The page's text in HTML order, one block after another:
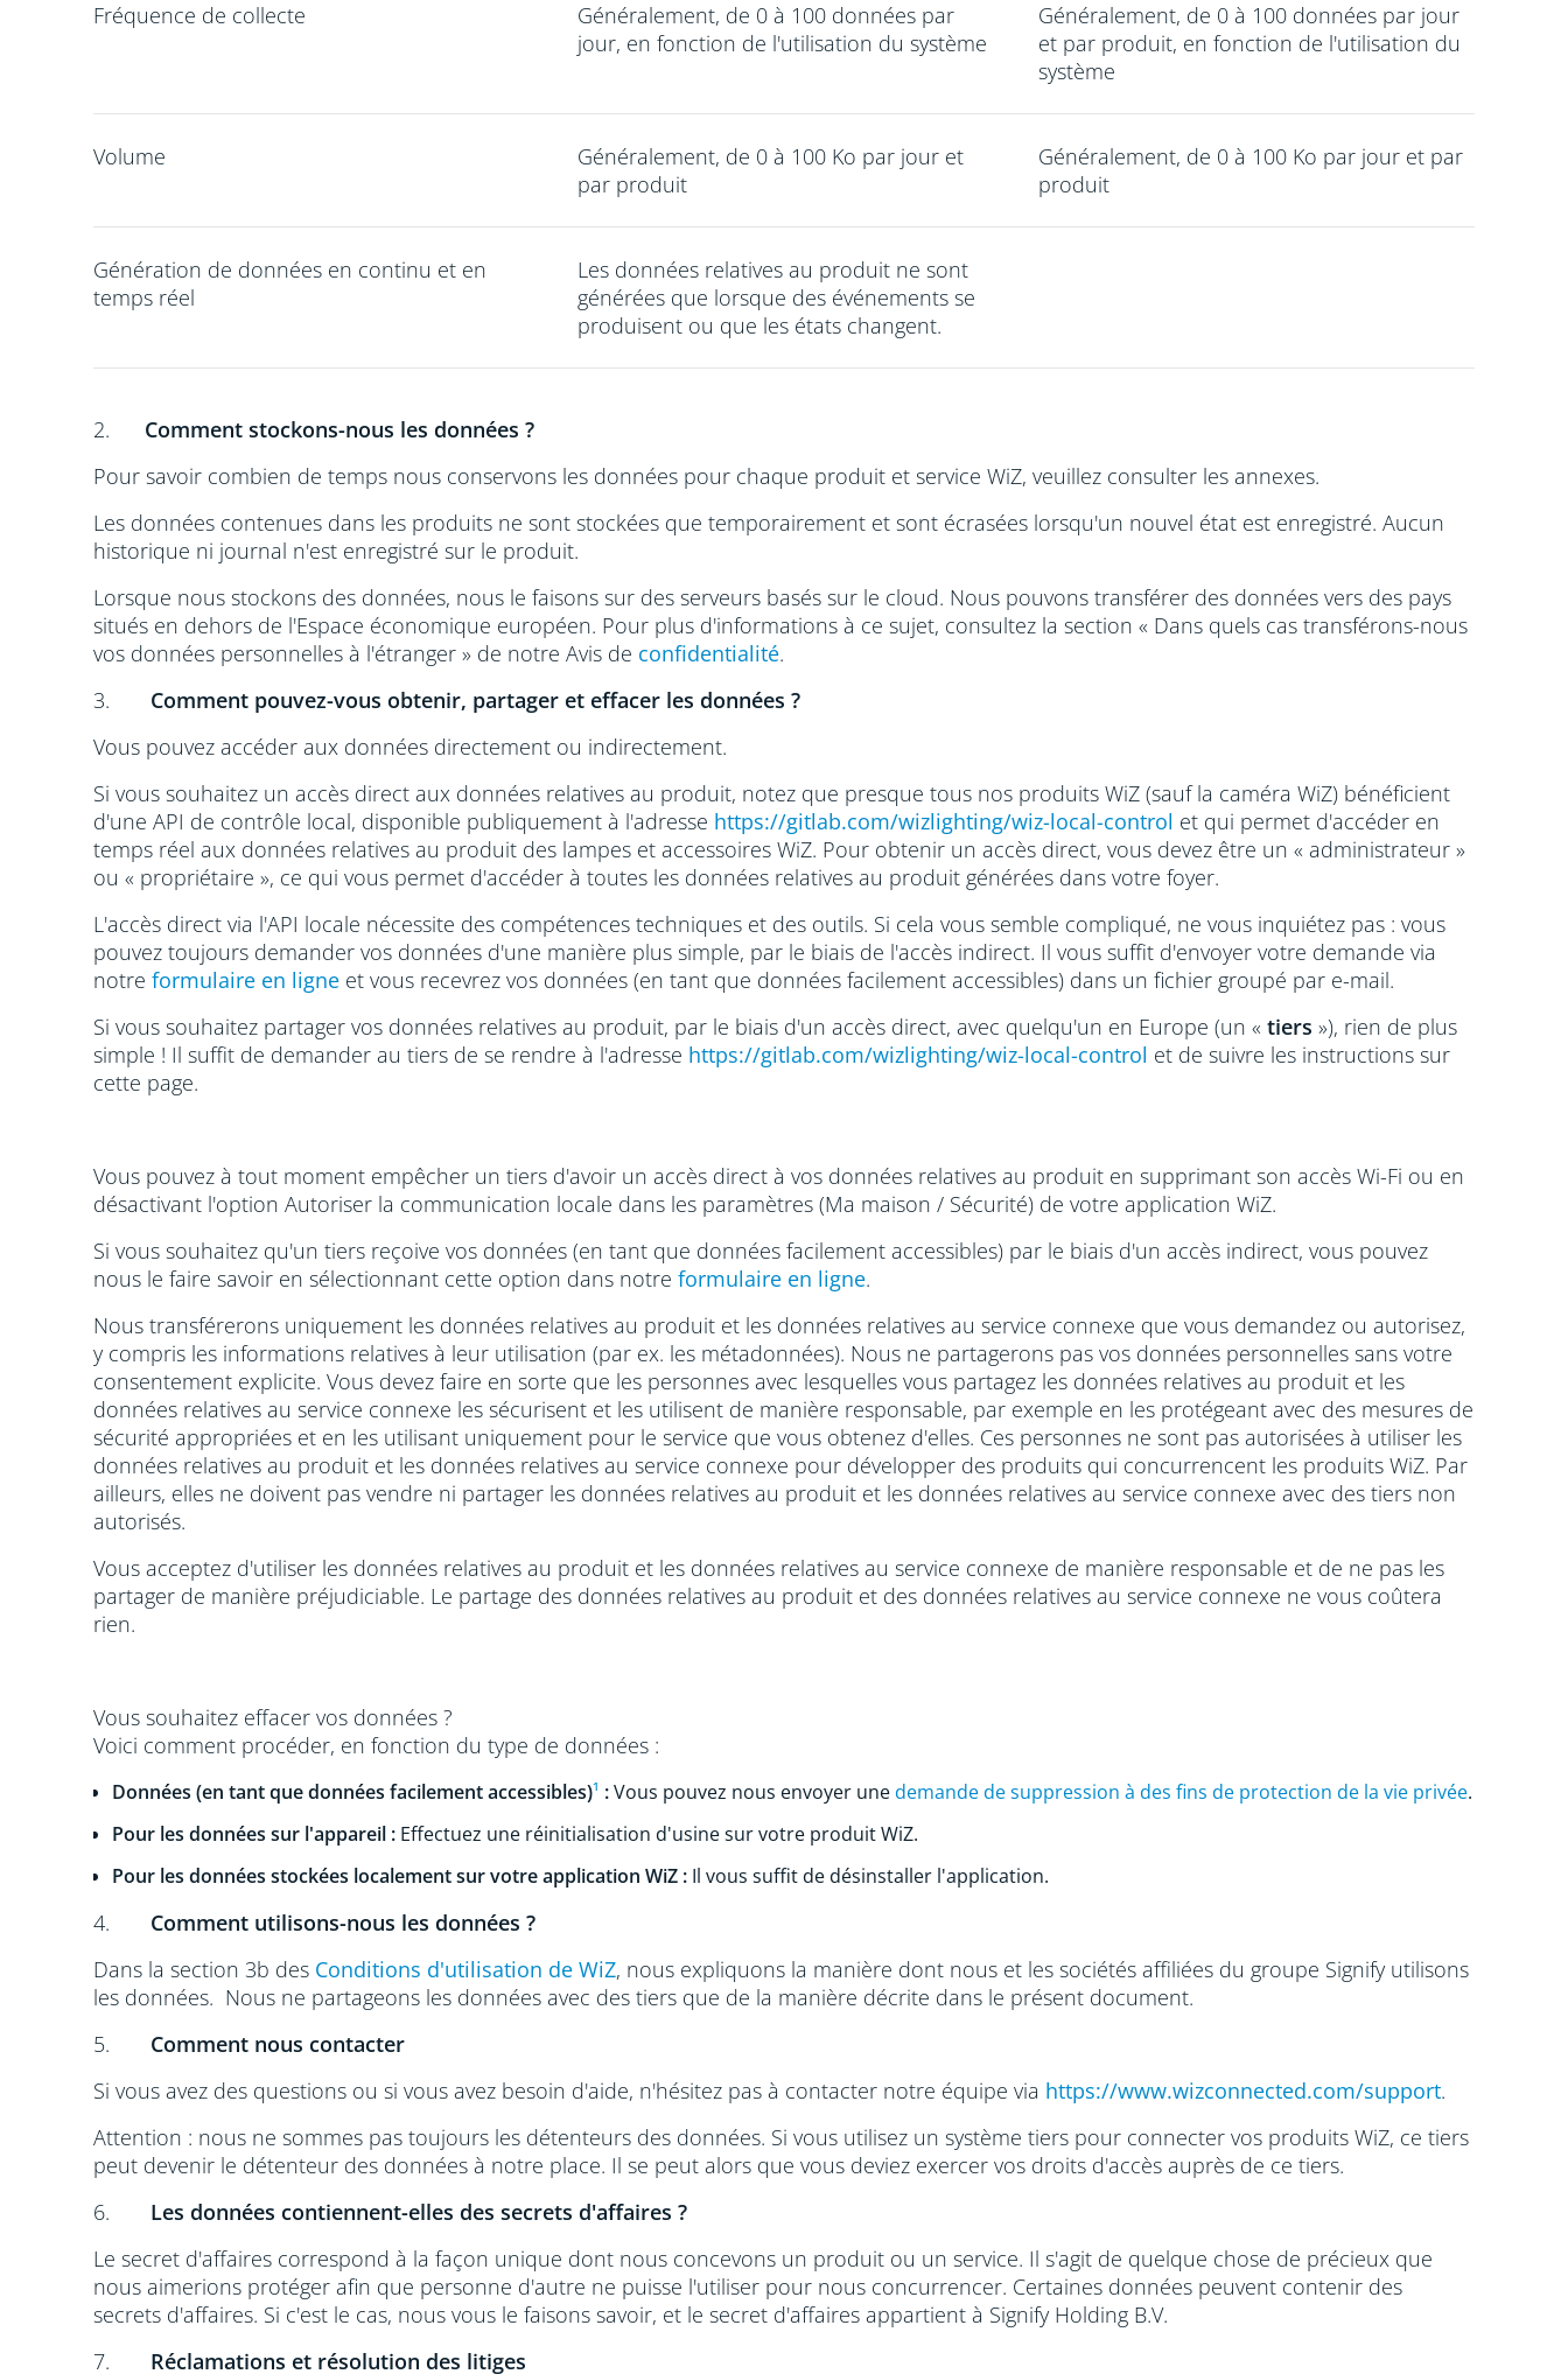
Fréquence de collecte
Généralement, de 0 à 100 données par
jour, en fonction de l'utilisation du système
Généralement, de 0 à 100 données par jour
et par produit, en fonction de l'utilisation du
système
Volume
Généralement, de 0 à 100 Ko par jour et
par produit
Généralement, de 0 à 100 Ko par jour et par
produit
Génération de données en continu et en
temps réel
Les données relatives au produit ne sont
générées que lorsque des événements se
produisent ou que les états changent.
2. Comment stockons-nous les données ?
Pour savoir combien de temps nous conservons les données pour chaque produit et service WiZ, veuillez consulter les annexes.
Les données contenues dans les produits ne sont stockées que temporairement et sont écrasées lorsqu'un nouvel état est enregistré. Aucun
historique ni journal n'est enregistré sur le produit.
Lorsque nous stockons des données, nous le faisons sur des serveurs basés sur le cloud. Nous pouvons transférer des données vers des pays
situés en dehors de l'Espace économique européen. Pour plus d'informations à ce sujet, consultez la section « Dans quels cas transférons-nous
vos données personnelles à l'étranger » de notre Avis de confidentialité.
3. Comment pouvez-vous obtenir, partager et effacer les données ?
Vous pouvez accéder aux données directement ou indirectement.
Si vous souhaitez un accès direct aux données relatives au produit, notez que presque tous nos produits WiZ (sauf la caméra WiZ) bénéficient
d'une API de contrôle local, disponible publiquement à l'adresse https://gitlab.com/wizlighting/wiz-local-control et qui permet d'accéder en
temps réel aux données relatives au produit des lampes et accessoires WiZ. Pour obtenir un accès direct, vous devez être un « administrateur »
ou « propriétaire », ce qui vous permet d'accéder à toutes les données relatives au produit générées dans votre foyer.
L'accès direct via l'API locale nécessite des compétences techniques et des outils. Si cela vous semble compliqué, ne vous inquiétez pas : vous
pouvez toujours demander vos données d'une manière plus simple, par le biais de l'accès indirect. Il vous suffit d'envoyer votre demande via
notre formulaire en ligne et vous recevrez vos données (en tant que données facilement accessibles) dans un fichier groupé par e-mail.
Si vous souhaitez partager vos données relatives au produit, par le biais d'un accès direct, avec quelqu'un en Europe (un « tiers »), rien de plus
simple ! Il suffit de demander au tiers de se rendre à l'adresse https://gitlab.com/wizlighting/wiz-local-control et de suivre les instructions sur
cette page.
Vous pouvez à tout moment empêcher un tiers d'avoir un accès direct à vos données relatives au produit en supprimant son accès Wi-Fi ou en
désactivant l'option Autoriser la communication locale dans les paramètres (Ma maison / Sécurité) de votre application WiZ.
Si vous souhaitez qu'un tiers reçoive vos données (en tant que données facilement accessibles) par le biais d'un accès indirect, vous pouvez
nous le faire savoir en sélectionnant cette option dans notre formulaire en ligne.
Nous transférerons uniquement les données relatives au produit et les données relatives au service connexe que vous demandez ou autorisez,
y compris les informations relatives à leur utilisation (par ex. les métadonnées). Nous ne partagerons pas vos données personnelles sans votre
consentement explicite. Vous devez faire en sorte que les personnes avec lesquelles vous partagez les données relatives au produit et les
données relatives au service connexe les sécurisent et les utilisent de manière responsable, par exemple en les protégeant avec des mesures de
sécurité appropriées et en les utilisant uniquement pour le service que vous obtenez d'elles. Ces personnes ne sont pas autorisées à utiliser les
données relatives au produit et les données relatives au service connexe pour développer des produits qui concurrencent les produits WiZ. Par
ailleurs, elles ne doivent pas vendre ni partager les données relatives au produit et les données relatives au service connexe avec des tiers non
autorisés.
Vous acceptez d'utiliser les données relatives au produit et les données relatives au service connexe de manière responsable et de ne pas les
partager de manière préjudiciable. Le partage des données relatives au produit et des données relatives au service connexe ne vous coûtera
rien.
Vous souhaitez effacer vos données ?
Voici comment procéder, en fonction du type de données :
Données (en tant que données facilement accessibles)¹ :Vous pouvez nous envoyer unedemande de suppression à des fins de protection de la vie privée.
Pour les données sur l'appareil : Effectuez une réinitialisation d'usine sur votre produit WiZ.
Pour les données stockées localement sur votre application WiZ : Il vous suffit de désinstaller l'application.
4. Comment utilisons-nous les données ?
Dans la section 3b des Conditions d'utilisation de WiZ, nous expliquons la manière dont nous et les sociétés affiliées du groupe Signify utilisons
les données. Nous ne partageons les données avec des tiers que de la manière décrite dans le présent document.
5. Comment nous contacter
Si vous avez des questions ou si vous avez besoin d'aide, n'hésitez pas à contacter notre équipe via https://www.wizconnected.com/support.
Attention : nous ne sommes pas toujours les détenteurs des données. Si vous utilisez un système tiers pour connecter vos produits WiZ, ce tiers
peut devenir le détenteur des données à notre place. Il se peut alors que vous deviez exercer vos droits d'accès auprès de ce tiers.
6. Les données contiennent-elles des secrets d'affaires ?
Le secret d'affaires correspond à la façon unique dont nous concevons un produit ou un service. Il s'agit de quelque chose de précieux que
nous aimerions protéger afin que personne d'autre ne puisse l'utiliser pour nous concurrencer. Certaines données peuvent contenir des
secrets d'affaires. Si c'est le cas, nous vous le faisons savoir, et le secret d'affaires appartient à Signify Holding B.V.
7. Réclamations et résolution des litiges